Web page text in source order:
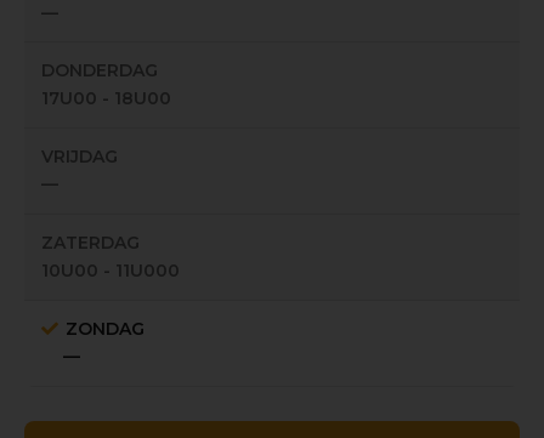
—
DONDERDAG
17U00 - 18U00
VRIJDAG
—
ZATERDAG
10U00 - 11U000
ZONDAG
—